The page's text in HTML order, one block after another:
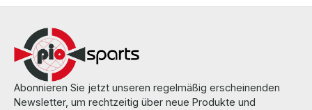
Power Supply/Netzteil PS-2162-1L 1600W 80 Plus Platinum für
information and details can be found on the pages of the
manufacturer. Weitere Informationen und Details finden Sie auf den
Seiten des Herstellers. All parts are used but 100% OK!!! Alle Teile
sind gebraucht aber 100 % in Ordnung!!!
Abonnieren Sie jetzt unseren regelmäßig erscheinenden
Newsletter, um rechtzeitig über neue Produkte und